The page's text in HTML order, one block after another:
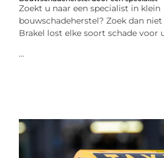
Zoekt u naar een specialist in klein
bouwschadeherstel? Zoek dan
Brakel lost elke soort schade voor
...